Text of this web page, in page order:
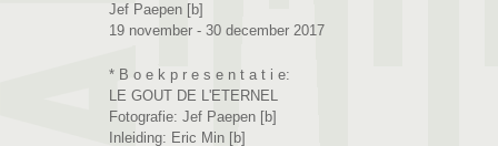
Jef Paepen [b]
19 november - 30 december 2017
* B o e k p r e s e n t a t i e:
LE GOUT DE L'ETERNEL
Fotografie: Jef Paepen [b]
Inleiding: Eric Min [b]